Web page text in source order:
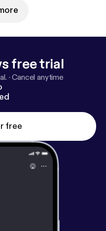
free trial
·Cancel anytime
free